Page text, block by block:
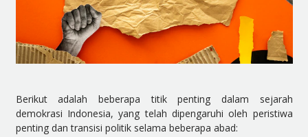
Berikut adalah beberapa titik penting dalam sejarah
demokrasi Indonesia, yang telah dipengaruhi oleh peristiwa
penting dan transisi politik selama beberapa abad: